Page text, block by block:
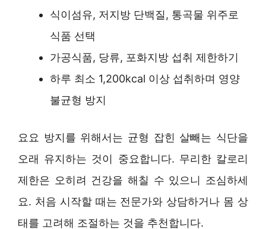
식이섬유, 저지방 단백질, 통곡물 위주로
식품 선택
가공식품, 당류, 포화지방 섭취 제한하기
하루 최소 1,200kcal 이상 섭취하며 영양
불균형 방지
요요 방지를 위해서는 균형 잡힌 살빼는 식단을
오래 유지하는 것이 중요합니다. 무리한 칼로리
제한은 오히려 건강을 해칠 수 있으니 조심하세
요. 처음 시작할 때는 전문가와 상담하거나 몸 상
태를 고려해 조절하는 것을 추천합니다.